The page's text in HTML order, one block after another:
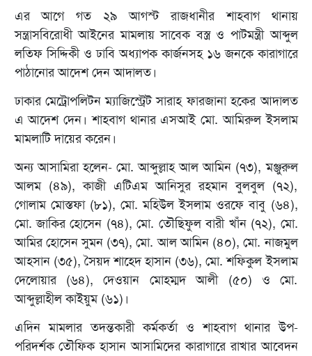
এর আগে গত ২৯ আগস্ট রাজধানীর শাহবাগ থানায়
সন্ত্রাসবিরোধী আইনের মামলায় সাবেক বস্ত্র ও পাটমন্ত্রী আব্দুল
লতিফ সিদ্দিকী ও ঢাবি অধ্যাপক কার্জনসহ ১৬ জনকে কারাগারে
পাঠানোর আদেশ দেন আদালত।
ঢাকার মেট্রোপলিটন ম্যাজিস্ট্রেট সারাহ ফারজানা হকের আদালত
এ আদেশ দেন। শাহবাগ থানার এসআই মো. আমিরুল ইসলাম
মামলাটি দায়ের করেন।
অন্য আসামিরা হলেন- মো. আব্দুল্লাহ আল আমিন (৭৩), মঞ্জুরুল
আলম (৪৯), কাজী এটিএম আনিসুর রহমান বুলবুল (৭২),
গোলাম মোস্তফা (৮১), মো. মহিউল ইসলাম ওরফে বাবু (৬৪),
মো. জাকির হোসেন (৭৪), মো. তৌছিফুল বারী খাঁন (৭২), মো.
আমির হোসেন সুমন (৩৭), মো. আল আমিন (৪০), মো. নাজমুল
আহসান (৩৫), সৈয়দ শাহেদ হাসান (৩৬), মো. শফিকুল ইসলাম
দেলোয়ার (৬৪), দেওয়ান মোহম্মদ আলী (৫০) ও মো.
আব্দুল্লাহীল কাইয়ুম (৬১)।
এদিন মামলার তদন্তকারী কর্মকর্তা ও শাহবাগ থানার উপ-
পরিদর্শক তৌফিক হাসান আসামিদের কারাগারে রাখার আবেদন